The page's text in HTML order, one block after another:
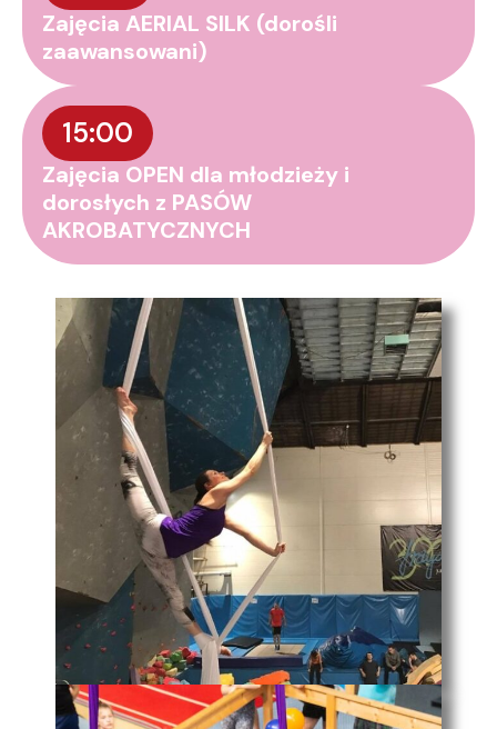
Zajęcia AERIAL SILK (dorośli
zaawansowani)
15:00
Zajęcia OPEN dla młodzieży i
dorosłych z PASÓW
AKROBATYCZNYCH